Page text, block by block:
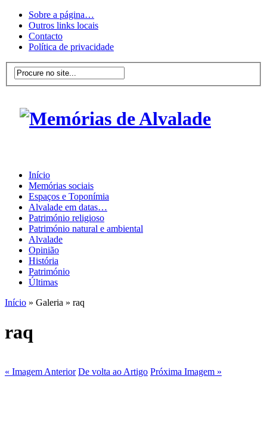
Sobre a página…
Outros links locais
Contacto
Política de privacidade
Início
Memórias sociais
Espaços e Toponímia
Alvalade em datas…
Património religioso
Património natural e ambiental
Alvalade
Opinião
História
Património
Últimas
Início » Galeria » raq
raq
« Imagem Anterior De volta ao Artigo Próxima Imagem »